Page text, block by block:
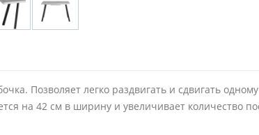
Позволяет легко раздвигать и сдвигать
на 42 см в ширину и увеличивает количество